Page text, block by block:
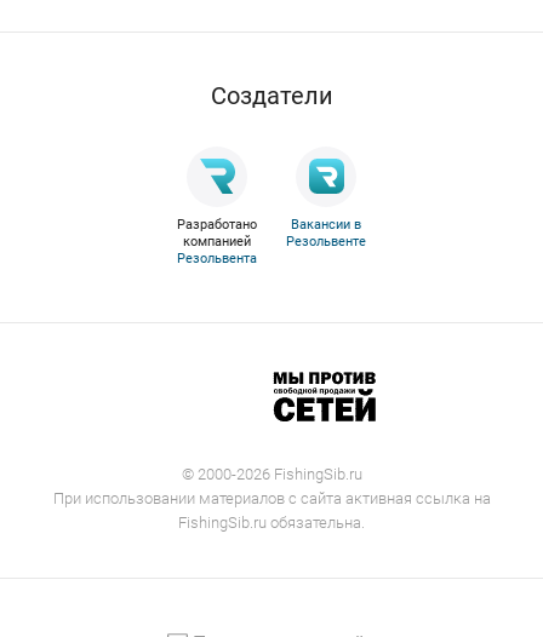
Cоздатели
Разработано
компанией
Резольвента
Вакансии в
Резольвенте
© 2000-2026 FishingSib.ru
При использовании материалов с сайта активная ссылка на
FishingSib.ru обязательна.